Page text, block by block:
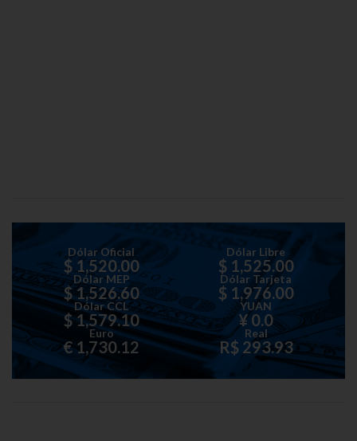
Dólar Oficial
$ 1,520.00
Dólar Libre
$ 1,525.00
Dólar MEP
$ 1,526.60
Dólar Tarjeta
$ 1,976.00
Dólar CCL
$ 1,579.10
YUAN
¥ 0.0
Euro
€ 1,730.12
Real
R$ 293.93